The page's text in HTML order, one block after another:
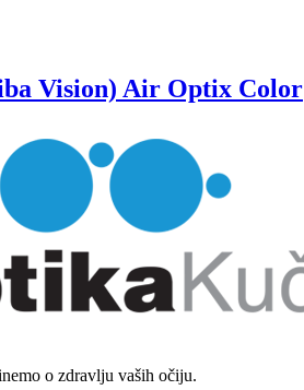
Vision) Air Optix Color
o zdravlju vaših očiju.